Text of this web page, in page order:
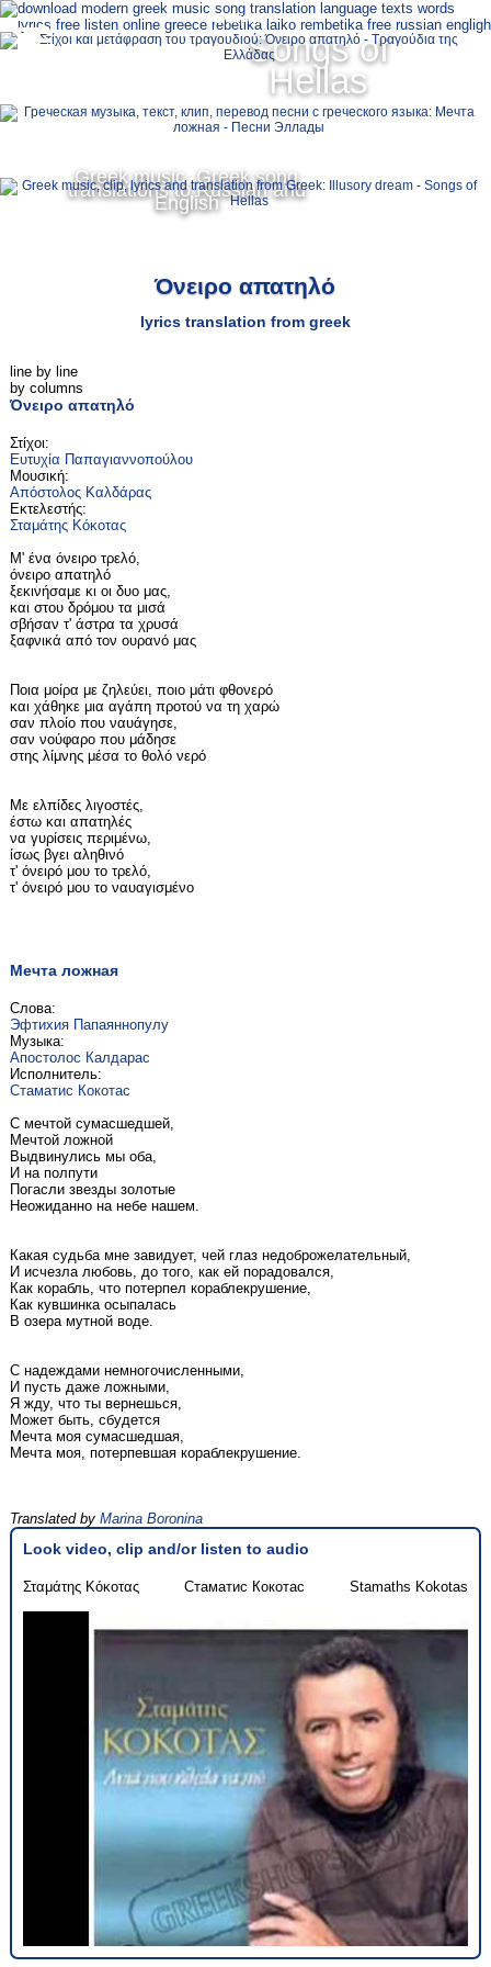
Songs of
Hellas
Greek music, Greek song
translations to Russian and
English
Ελληνικά
Όνειρο απατηλό
lyrics translation from greek
line by line
by columns
Όνειρο απατηλό
Στίχοι:
Ευτυχία Παπαγιαννοπούλου
Μουσική:
Απόστολος Καλδάρας
Εκτελεστής:
Σταμάτης Κόκοτας
Μ' ένα όνειρο τρελό,
όνειρο απατηλό
ξεκινήσαμε κι οι δυο μας,
και στου δρόμου τα μισά
σβήσαν τ' άστρα τα χρυσά
ξαφνικά από τον ουρανό μας
Ποια μοίρα με ζηλεύει, ποιο μάτι φθονερό
και χάθηκε μια αγάπη προτού να τη χαρώ
σαν πλοίο που ναυάγησε,
σαν νούφαρο που μάδησε
στης λίμνης μέσα το θολό νερό
Με ελπίδες λιγοστές,
έστω και απατηλές
να γυρίσεις περιμένω,
ίσως βγει αληθινό
τ' όνειρό μου το τρελό,
τ' όνειρό μου το ναυαγισμένο
Мечта ложная
Слова:
Эфтихия Папаяннопулу
Музыка:
Апостолос Калдарас
Исполнитель:
Стаматис Кокотас
С мечтой сумасшедшей,
Мечтой ложной
Выдвинулись мы оба,
И на полпути
Погасли звезды золотые
Неожиданно на небе нашем.
Какая судьба мне завидует, чей глаз недоброжелательный,
И исчезла любовь, до того, как ей порадовался,
Как корабль, что потерпел кораблекрушение,
Как кувшинка осыпалась
В озера мутной воде.
С надеждами немногочисленными,
И пусть даже ложными,
Я жду, что ты вернешься,
Может быть, сбудется
Мечта моя сумасшедшая,
Мечта моя, потерпевшая кораблекрушение.
Translated by Marina Boronina
Look video, clip and/or listen to audio
Σταμάτης Κόκοτας Стаматис Кокотас Stamaths Kokotas